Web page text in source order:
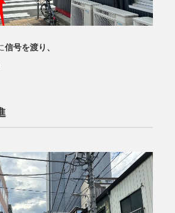
信号を渡り、